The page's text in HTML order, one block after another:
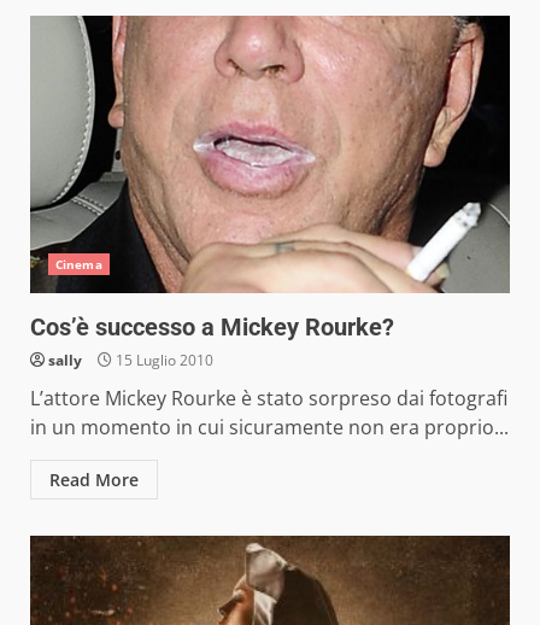
Cinema
Cos’è successo a Mickey Rourke?
sally 15 Luglio 2010
L’attore Mickey Rourke è stato sorpreso dai fotografi
in un momento in cui sicuramente non era proprio...
Read More